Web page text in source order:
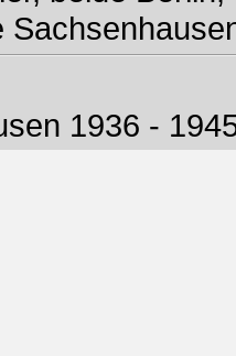
1936 -